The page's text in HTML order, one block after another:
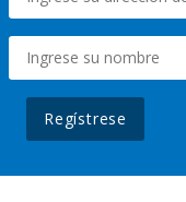
Regístrese